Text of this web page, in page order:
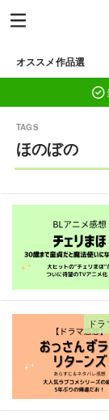
オススメ作品選
ほのぼの
ド